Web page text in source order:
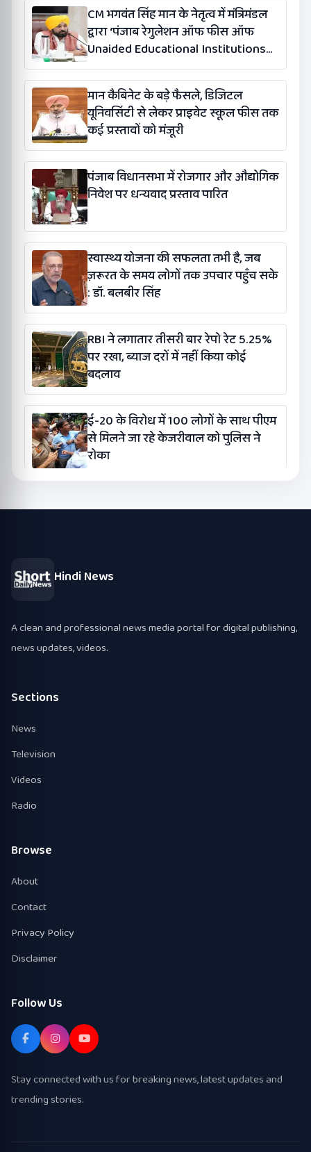
CM भगवंत सिंह मान के नेतृत्व में मंत्रिमंडल
द्वारा ‘पंजाब रेगुलेशन ऑफ फीस ऑफ
Unaided Educational Institutions
(संशोधन) विधेयक-2026’ पास
मान कैबिनेट के बड़े फैसले, डिजिटल
यूनिवर्सिटी से लेकर प्राइवेट स्कूल फीस तक
कई प्रस्तावों को मंजूरी
पंजाब विधानसभा में रोजगार और औद्योगिक
निवेश पर धन्यवाद प्रस्ताव पारित
स्वास्थ्य योजना की सफलता तभी है, जब
ज़रूरत के समय लोगों तक उपचार पहुँच सके
: डॉ. बलबीर सिंह
RBI ने लगातार तीसरी बार रेपो रेट 5.25%
पर रखा, ब्याज दरों में नहीं किया कोई
बदलाव
ई-20 के विरोध में 100 लोगों के साथ पीएम
से मिलने जा रहे केजरीवाल को पुलिस ने
रोका
Hindi News
A clean and professional news media portal for digital publishing,
news updates, videos.
Sections
News
Television
Videos
Radio
Browse
About
Contact
Privacy Policy
Disclaimer
Follow Us
Stay connected with us for breaking news, latest updates and
trending stories.